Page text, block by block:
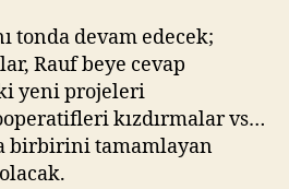
tonda devam edecek;
Rauf beye cevap
yeni projeleri
kızdırmalar vs…
birbirini tamamlayan